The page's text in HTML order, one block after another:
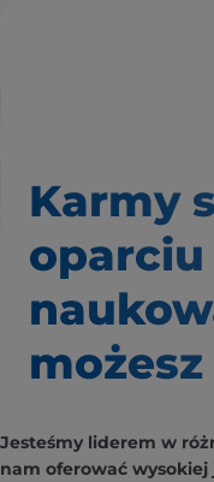
Karmy
oparciu
Jesteśmy liderem w
nam oferować wysokiej